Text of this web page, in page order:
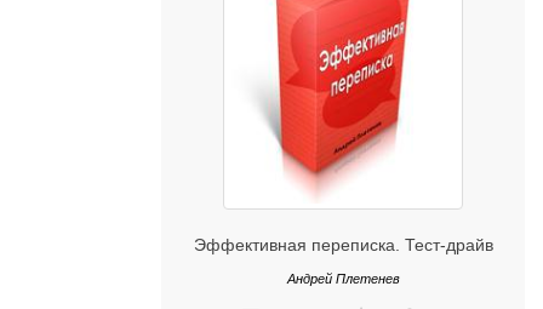
Эффективная переписка. Тест-драйв
Андрей Плетенев